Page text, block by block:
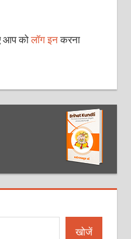
आप कोलॉग इनकरना
खोजें